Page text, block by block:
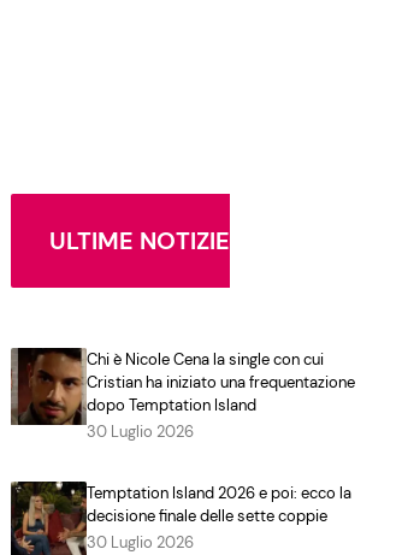
ULTIME NOTIZIE
Chi è Nicole Cena la single con cui
Cristian ha iniziato una frequentazione
dopo Temptation Island
30 Luglio 2026
Temptation Island 2026 e poi: ecco la
decisione finale delle sette coppie
30 Luglio 2026